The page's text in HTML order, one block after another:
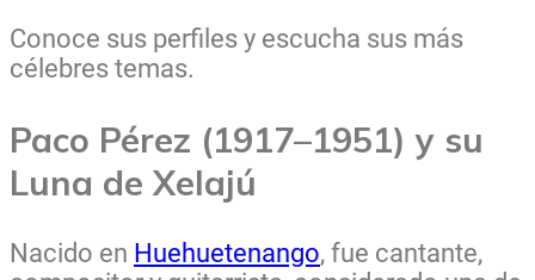
Conoce sus perfiles y escucha sus más
célebres temas.
Paco Pérez (1917–1951) y su
Luna de Xelajú
Nacido en Huehuetenango, fue cantante,